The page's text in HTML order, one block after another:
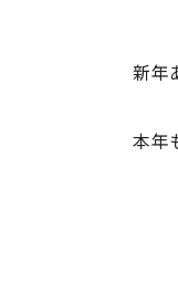
新年
本年